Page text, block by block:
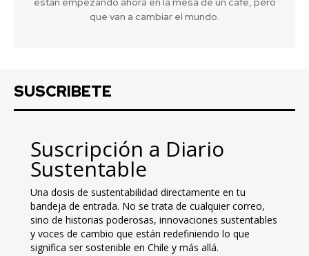
que van a cambiar el mundo.
SUSCRIBETE
Suscripción a Diario
Sustentable
Una dosis de sustentabilidad directamente en tu
bandeja de entrada. No se trata de cualquier correo,
sino de historias poderosas, innovaciones sustentables
y voces de cambio que están redefiniendo lo que
significa ser sostenible en Chile y más allá.